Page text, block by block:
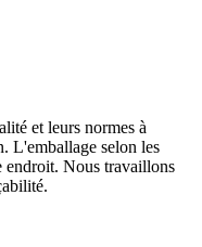
et leurs normes à
L'emballage selon les
endroit. Nous travaillons